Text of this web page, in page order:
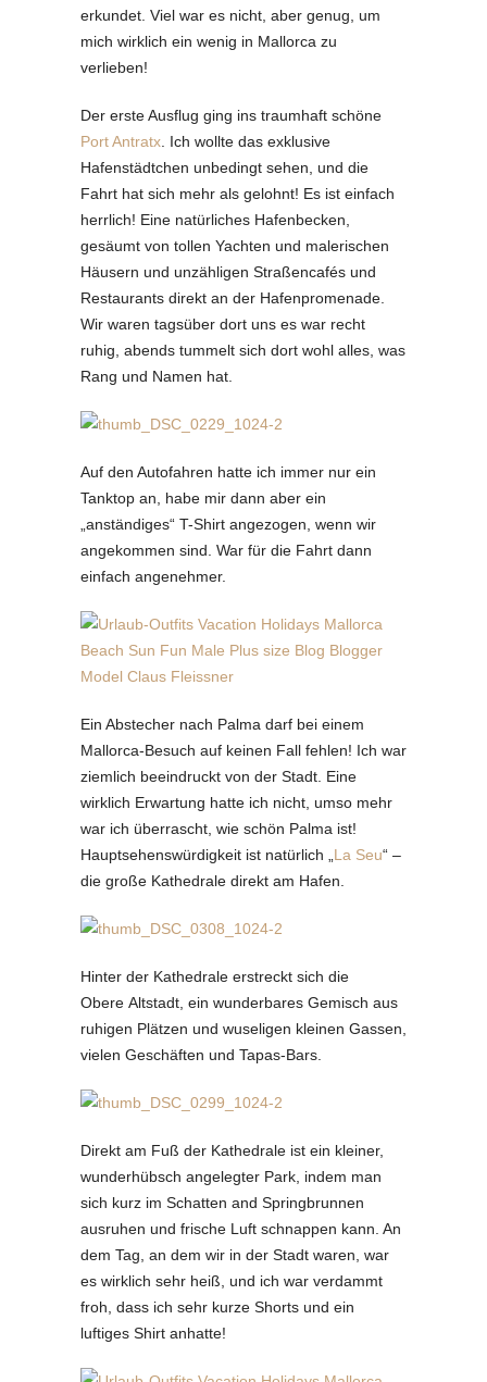
erkundet. Viel war es nicht, aber genug, um
mich wirklich ein wenig in Mallorca zu
verlieben!
Der erste Ausflug ging ins traumhaft schöne
Port Antratx. Ich wollte das exklusive
Hafenstädtchen unbedingt sehen, und die
Fahrt hat sich mehr als gelohnt! Es ist einfach
herrlich! Eine natürliches Hafenbecken,
gesäumt von tollen Yachten und malerischen
Häusern und unzähligen Straßencafés und
Restaurants direkt an der Hafenpromenade.
Wir waren tagsüber dort uns es war recht
ruhig, abends tummelt sich dort wohl alles, was
Rang und Namen hat.
Auf den Autofahren hatte ich immer nur ein
Tanktop an, habe mir dann aber ein
„anständiges“ T-Shirt angezogen, wenn wir
angekommen sind. War für die Fahrt dann
einfach angenehmer.
Ein Abstecher nach Palma darf bei einem
Mallorca-Besuch auf keinen Fall fehlen! Ich war
ziemlich beeindruckt von der Stadt. Eine
wirklich Erwartung hatte ich nicht, umso mehr
war ich überrascht, wie schön Palma ist!
Hauptsehenswürdigkeit ist natürlich „La Seu“ –
die große Kathedrale direkt am Hafen.
Hinter der Kathedrale erstreckt sich die
Obere Altstadt, ein wunderbares Gemisch aus
ruhigen Plätzen und wuseligen kleinen Gassen,
vielen Geschäften und Tapas-Bars.
Direkt am Fuß der Kathedrale ist ein kleiner,
wunderhübsch angelegter Park, indem man
sich kurz im Schatten and Springbrunnen
ausruhen und frische Luft schnappen kann. An
dem Tag, an dem wir in der Stadt waren, war
es wirklich sehr heiß, und ich war verdammt
froh, dass ich sehr kurze Shorts und ein
luftiges Shirt anhatte!